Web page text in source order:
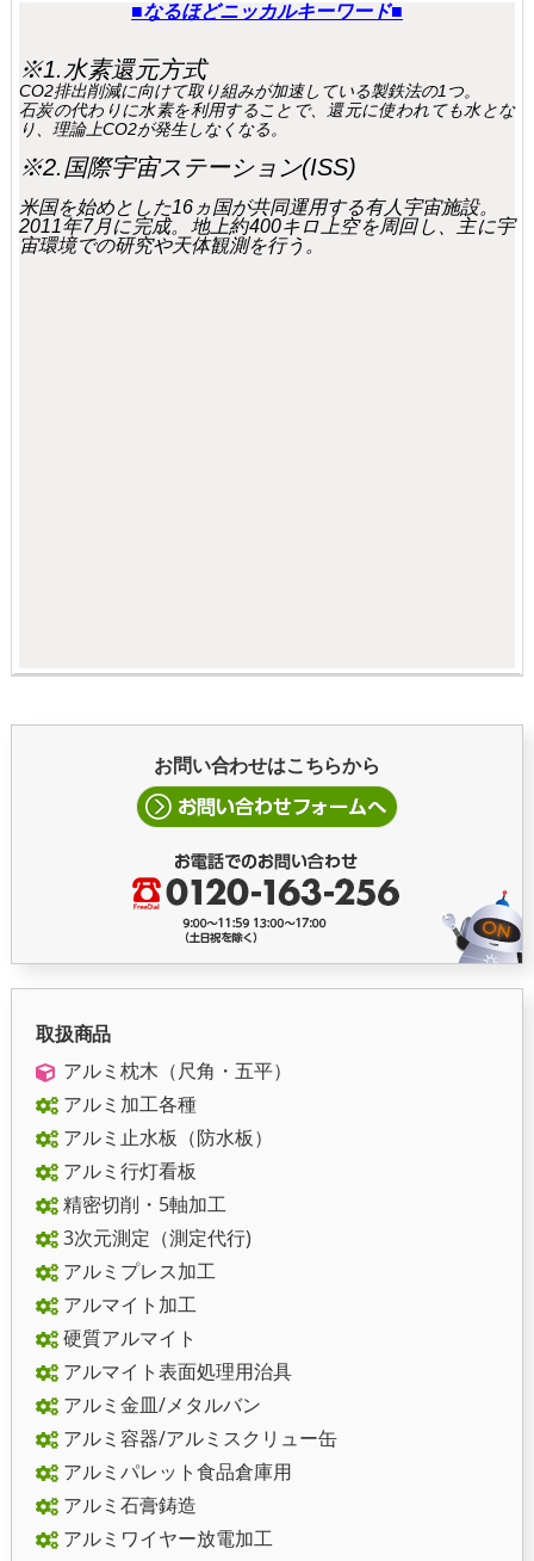
■なるほどニッカルキーワード■
※1.水素還元方式
CO2排出削減に向けて取り組みが加速している製鉄法の1つ。
石炭の代わりに水素を利用することで、還元に使われても水とな
り、理論上CO2が発生しなくなる。
※2.国際宇宙ステーション(ISS)
米国を始めとした16ヵ国が共同運用する有人宇宙施設。
2011年7月に完成。地上約400キロ上空を周回し、主に宇
宙環境での研究や天体観測を行う。
お問い合わせはこちらから
取扱商品
アルミ枕木（尺角・五平）
アルミ加工各種
アルミ止水板（防水板）
アルミ行灯看板
精密切削・5軸加工
3次元測定（測定代行)
アルミプレス加工
アルマイト加工
硬質アルマイト
アルマイト表面処理用治具
アルミ金皿/メタルバン
アルミ容器/アルミスクリュー缶
アルミパレット食品倉庫用
アルミ石膏鋳造
アルミワイヤー放電加工